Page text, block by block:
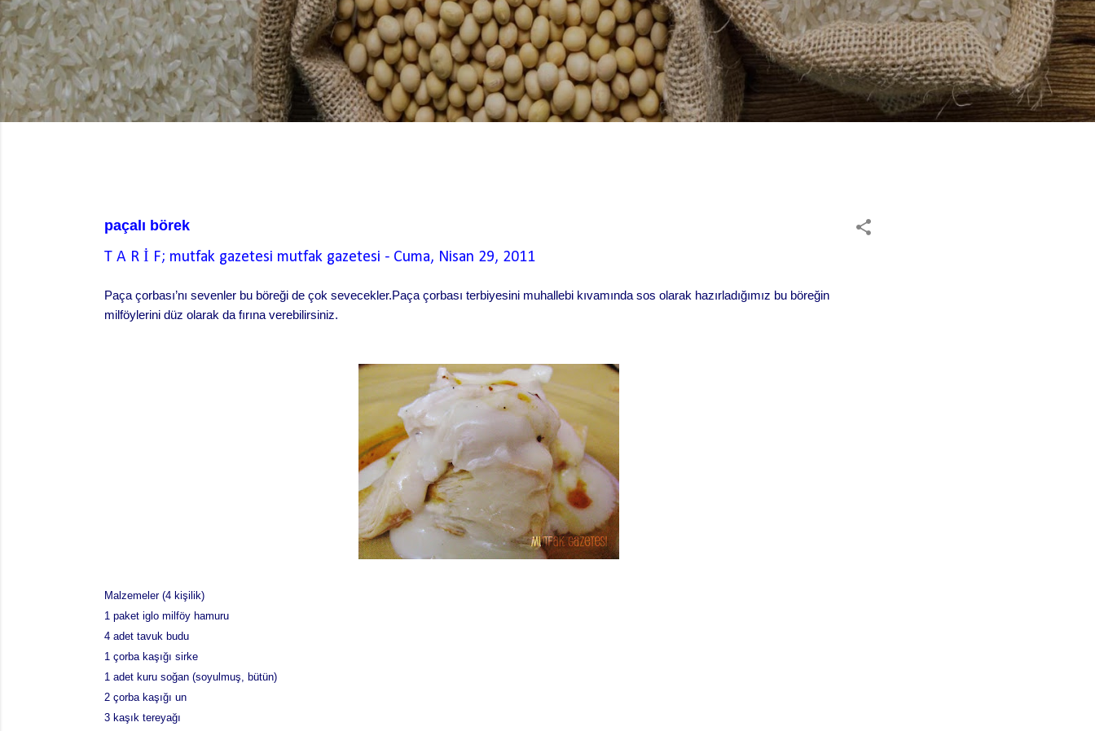
paçalı börek
T A R İ F; mutfak gazetesi mutfak gazetesi - Cuma, Nisan 29, 2011
Paça çorbası’nı sevenler bu böreği de çok sevecekler.Paça çorbası terbiyesini muhallebi kıvamında sos olarak hazırladığımız bu böreğin
milföylerini düz olarak da fırına verebilirsiniz.
Malzemeler (4 kişilik)
1 paket iglo milföy hamuru
4 adet tavuk budu
1 çorba kaşığı sirke
1 adet kuru soğan (soyulmuş, bütün)
2 çorba kaşığı un
3 kaşık tereyağı